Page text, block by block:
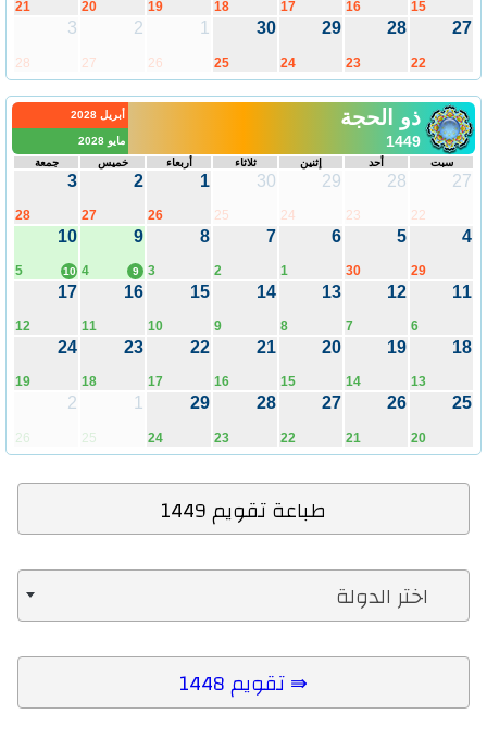
15
16
17
18
19
20
21
27
22
28
23
29
24
30
25
1
26
2
27
3
28
ذو الحجة
1449
أبريل 2028
مايو 2028
سبت
أحد إثنين ثلاثاء أربعاء خميس جمعة
27
22
28
23
29
24
30
25
1
26
2
27
3
28
4
29
5
30
6
1
7
2
8
3
9
4 9
10
5 10
11
6
12
7
13
8
14
9
15
10
16
11
17
12
18
13
19
14
20
15
21
16
22
17
23
18
24
19
25
20
26
21
27
22
28
23
29
24
1
25
2
26
طباعة تقويم 1449
اختر الدولة
تقويم 1448 ⇛